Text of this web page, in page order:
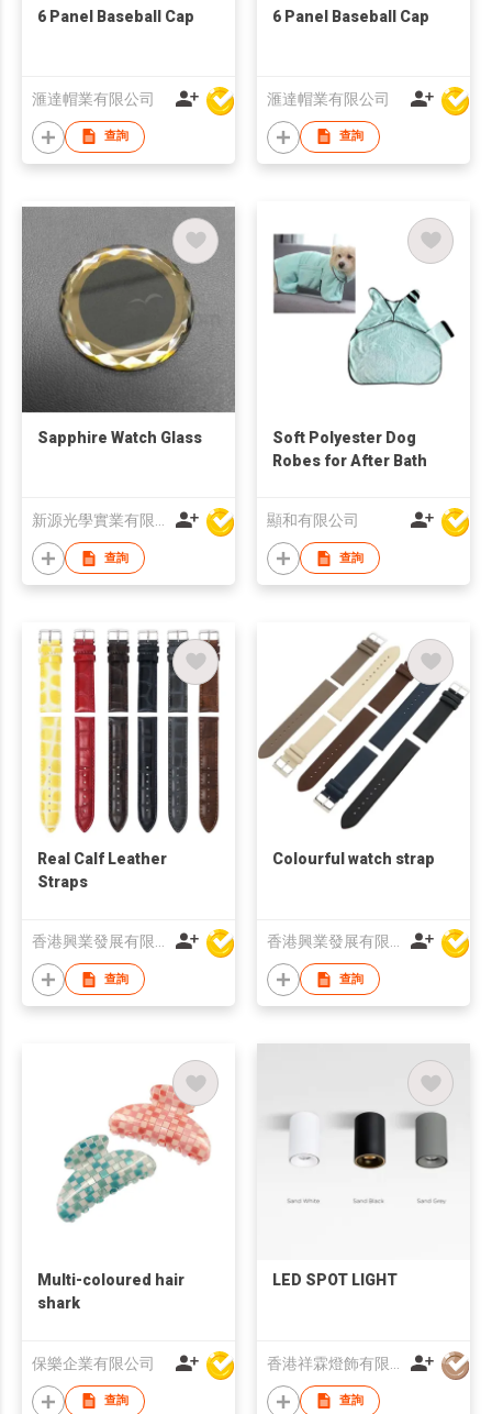
6 Panel Baseball Cap
滙達帽業有限公司
查詢
6 Panel Baseball Cap
滙達帽業有限公司
查詢
Sapphire Watch Glass
查詢
Soft Polyester Dog
Robes for After Bath
顯和有限公司
查詢
Real Calf Leather
Straps
香港興業發展有限公司
查詢
Colourful watch strap
香港興業發展有限公司
查詢
Multi-coloured hair
shark
保樂企業有限公司
查詢
LED SPOT LIGHT
查詢